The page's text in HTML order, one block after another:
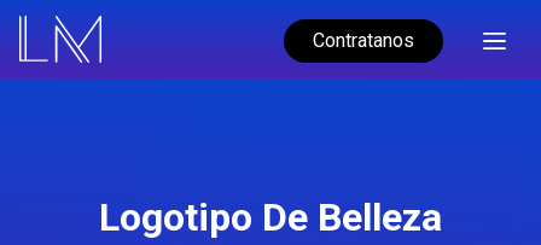
Contratanos
Logotipo De Belleza